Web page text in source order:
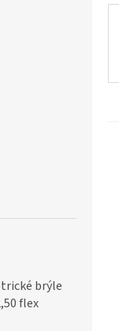
brýle
flex